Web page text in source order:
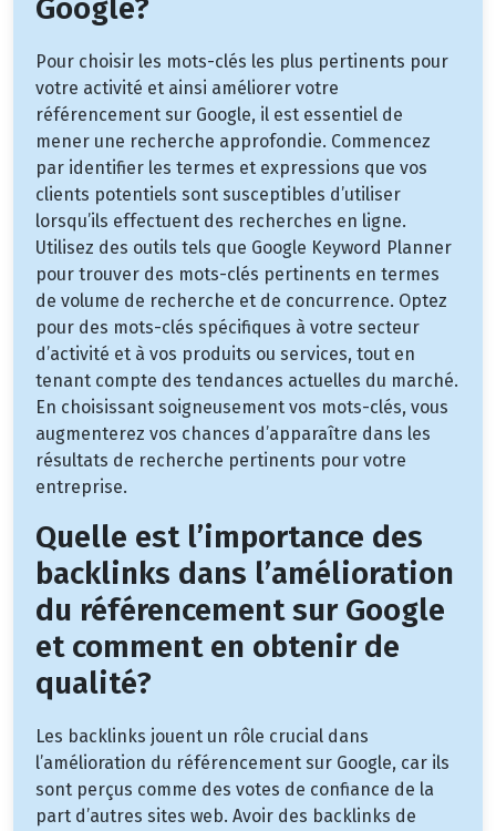
Google?
Pour choisir les mots-clés les plus pertinents pour
votre activité et ainsi améliorer votre
référencement sur Google, il est essentiel de
mener une recherche approfondie. Commencez
par identifier les termes et expressions que vos
clients potentiels sont susceptibles d’utiliser
lorsqu’ils effectuent des recherches en ligne.
Utilisez des outils tels que Google Keyword Planner
pour trouver des mots-clés pertinents en termes
de volume de recherche et de concurrence. Optez
pour des mots-clés spécifiques à votre secteur
d’activité et à vos produits ou services, tout en
tenant compte des tendances actuelles du marché.
En choisissant soigneusement vos mots-clés, vous
augmenterez vos chances d’apparaître dans les
résultats de recherche pertinents pour votre
entreprise.
Quelle est l’importance des
backlinks dans l’amélioration
du référencement sur Google
et comment en obtenir de
qualité?
Les backlinks jouent un rôle crucial dans
l’amélioration du référencement sur Google, car ils
sont perçus comme des votes de confiance de la
part d’autres sites web. Avoir des backlinks de